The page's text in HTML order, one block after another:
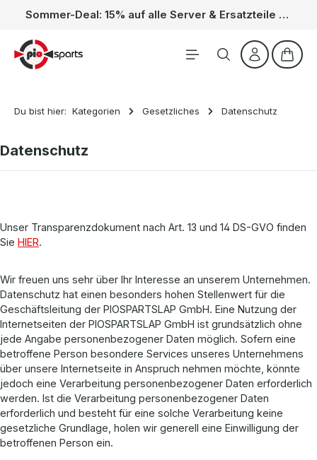
Zum Hauptinhalt springen Sommer-Deal: 15% auf alle Server & Ersatzteile – Kein Code nötig, der Rabatt wird automatisch im Warenkorb abgezogen. Gültig vom 01.06. bis 31.08.
Du bist hier: Kategorien Gesetzliches Datenschutz
Datenschutz
Unser Transparenzdokument nach Art. 13 und 14 DS-GVO finden
Sie HIER.
Wir freuen uns sehr über Ihr Interesse an unserem Unternehmen.
Datenschutz hat einen besonders hohen Stellenwert für die
Geschäftsleitung der PIOSPARTSLAP GmbH. Eine Nutzung der
Internetseiten der PIOSPARTSLAP GmbH ist grundsätzlich ohne
jede Angabe personenbezogener Daten möglich. Sofern eine
betroffene Person besondere Services unseres Unternehmens
über unsere Internetseite in Anspruch nehmen möchte, könnte
jedoch eine Verarbeitung personenbezogener Daten erforderlich
werden. Ist die Verarbeitung personenbezogener Daten
erforderlich und besteht für eine solche Verarbeitung keine
gesetzliche Grundlage, holen wir generell eine Einwilligung der
betroffenen Person ein.